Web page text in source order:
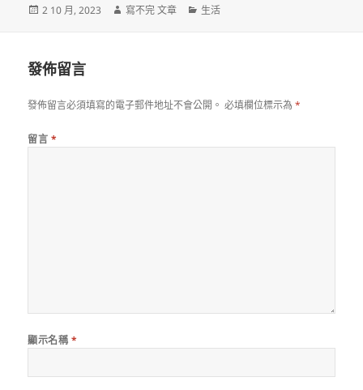
發
2 10 月, 2023
作
寫不完 文章
分
生活
發佈留言
發佈留言必須填寫的電子郵件地址不會公開。 必填欄位標示為*
留言 *
顯示名稱 *